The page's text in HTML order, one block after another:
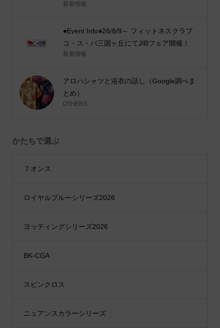
新着情報
●Event Info●26/8/9～ フィットネスクラブ
コ・ス・パ三国ヶ丘にてJIBフェア開催！
新着情報
アロハシャツと浴衣の話し（Google調べま
とめ）
OTHERS
かたちで選ぶ
７オンス
ロイヤルブルーシリーズ2026
ヨッティングシリーズ2026
BK-CGA
スピンクロス
ニュアンスカラーシリーズ